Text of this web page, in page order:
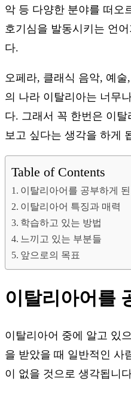
악 등 다양한 분야를 떠오
호기심을 발동시키는 언
다.
오페라, 클래식 음악, 예
의 나라 이탈리아는 너무
다. 그래서 꼭 한번은 이
보고 싶다는 생각을 하게
Table of Contents
이탈리아어를 공부하게 된
이탈리아어 특징과 매력
학습하고 있는 방법
느끼고 있는 부분들
앞으로의 목표
이탈리아어를
이탈리아어 중에 알고 있
을 받았을 때 일반적인 사
이 없을 것으로 생각됩니